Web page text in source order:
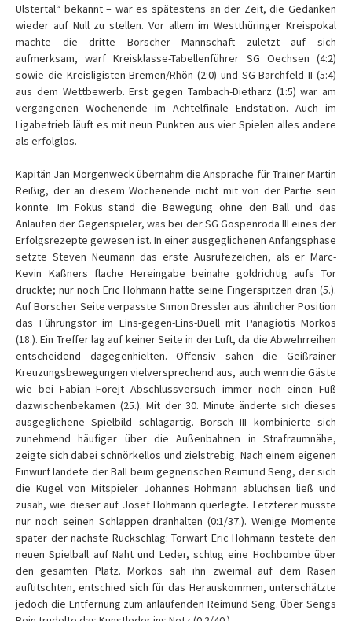
Ulstertal“ bekannt – war es spätestens an der Zeit, die Gedanken
wieder auf Null zu stellen. Vor allem im Westthüringer Kreispokal
machte die dritte Borscher Mannschaft zuletzt auf sich
aufmerksam, warf Kreisklasse-Tabellenführer SG Oechsen (4:2)
sowie die Kreisligisten Bremen/Rhön (2:0) und SG Barchfeld II (5:4)
aus dem Wettbewerb. Erst gegen Tambach-Dietharz (1:5) war am
vergangenen Wochenende im Achtelfinale Endstation. Auch im
Ligabetrieb läuft es mit neun Punkten aus vier Spielen alles andere
als erfolglos.
Kapitän Jan Morgenweck übernahm die Ansprache für Trainer Martin
Reißig, der an diesem Wochenende nicht mit von der Partie sein
konnte. Im Fokus stand die Bewegung ohne den Ball und das
Anlaufen der Gegenspieler, was bei der SG Gospenroda III eines der
Erfolgsrezepte gewesen ist. In einer ausgeglichenen Anfangsphase
setzte Steven Neumann das erste Ausrufezeichen, als er Marc-
Kevin Kaßners flache Hereingabe beinahe goldrichtig aufs Tor
drückte; nur noch Eric Hohmann hatte seine Fingerspitzen dran (5.).
Auf Borscher Seite verpasste Simon Dressler aus ähnlicher Position
das Führungstor im Eins-gegen-Eins-Duell mit Panagiotis Morkos
(18.). Ein Treffer lag auf keiner Seite in der Luft, da die Abwehrreihen
entscheidend dagegenhielten. Offensiv sahen die Geißrainer
Kreuzungsbewegungen vielversprechend aus, auch wenn die Gäste
wie bei Fabian Forejt Abschlussversuch immer noch einen Fuß
dazwischenbekamen (25.). Mit der 30. Minute änderte sich dieses
ausgeglichene Spielbild schlagartig. Borsch III kombinierte sich
zunehmend häufiger über die Außenbahnen in Strafraumnähe,
zeigte sich dabei schnörkellos und zielstrebig. Nach einem eigenen
Einwurf landete der Ball beim gegnerischen Reimund Seng, der sich
die Kugel von Mitspieler Johannes Hohmann abluchsen ließ und
zusah, wie dieser auf Josef Hohmann querlegte. Letzterer musste
nur noch seinen Schlappen dranhalten (0:1/37.). Wenige Momente
später der nächste Rückschlag: Torwart Eric Hohmann testete den
neuen Spielball auf Naht und Leder, schlug eine Hochbombe über
den gesamten Platz. Morkos sah ihn zweimal auf dem Rasen
auftitschten, entschied sich für das Herauskommen, unterschätzte
jedoch die Entfernung zum anlaufenden Reimund Seng. Über Sengs